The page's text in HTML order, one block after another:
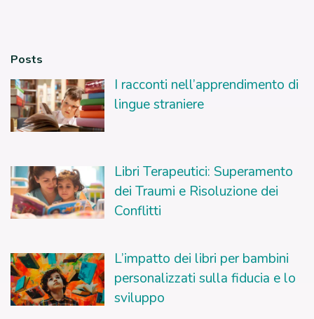
Posts
I racconti nell’apprendimento di
lingue straniere
Libri Terapeutici: Superamento
dei Traumi e Risoluzione dei
Conflitti
L’impatto dei libri per bambini
personalizzati sulla fiducia e lo
sviluppo